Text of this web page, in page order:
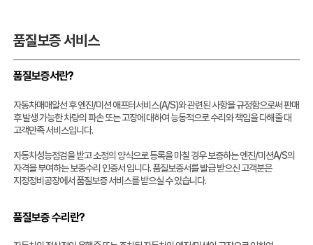
품질보증 서비스
품질보증서란?
자동차매매알선 후 엔진/미션 애프터서비스(A/S)와 관련된 사항을 규정함으로써 판매
후 발생 가능한 차량의 파손 또는 고장에 대하여 능동적으로 수리와 책임을 다해줄 대
고객만족 서비스입니다.
자동차성능점검을 받고 소정의 양식으로 등록을 마칠 경우 보증하는 엔진/미션A/S의
자격을 부여하는 보증수리 인증서 입니다. 품질보증서를 발급 받으신 고객분은
지정정비공장에서 품질보증 서비스를 받으실 수 있습니다.
품질보증 수리란?